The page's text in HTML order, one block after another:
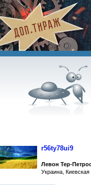
r56ty78ui9
Левон Тер-
Украина,